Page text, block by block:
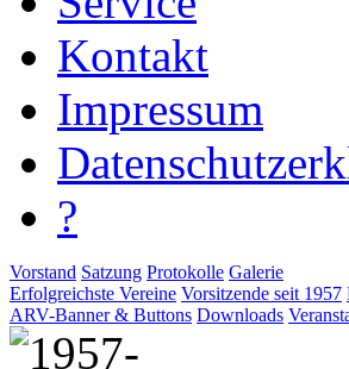
Kontakt
Impressum
?
Vorstand Satzung Protokolle Galerie
Erfolgreichste Vereine Vorsitzende seit 1957
ARV-Banner & Buttons Downloads